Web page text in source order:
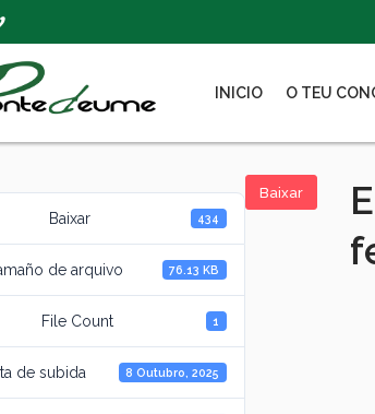
INICIO O TEU
Baixar
Baixar 434
de arquivo 76.13 KB
File Count 1
de subida 8 Outubro, 2025